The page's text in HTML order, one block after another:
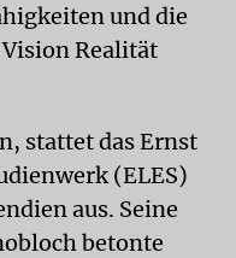
und die
Realität
stattet das Ernst
(ELES)
aus. Seine
betonte